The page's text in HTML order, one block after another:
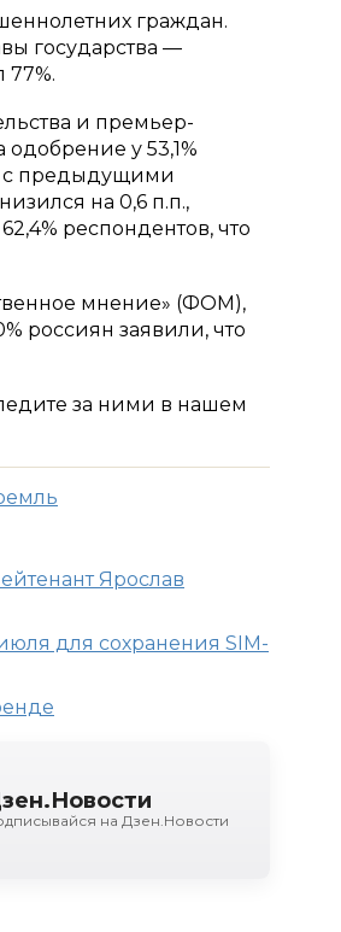
граждан.
государства —
77%.
и премьер-
у 53,1%
с предыдущими
на 0,6 п.п.,
респондентов, что
мнение» (ФОМ),
россиян заявили, что
за ними в нашем
Ярослав
для сохранения SIM-
на Дзен.Новости